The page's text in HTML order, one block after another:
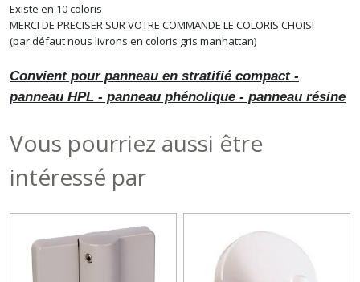
Existe en 10 coloris
MERCI DE PRECISER SUR VOTRE COMMANDE LE COLORIS CHOISI
(par défaut nous livrons en coloris gris manhattan)
Convient pour panneau en stratifié compact -
panneau HPL - panneau phénolique - panneau résine
Vous pourriez aussi être
intéressé par